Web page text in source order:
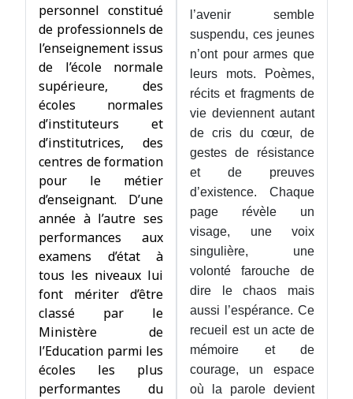
personnel constitué
de professionnels de
l’enseignement issus
de l’école normale
supérieure, des
écoles normales
d’instituteurs et
d’institutrices, des
centres de formation
pour le métier
d’enseignant. D’une
année à l’autre ses
performances aux
examens d’état à
tous les niveaux lui
font mériter d’être
classé par le
Ministère de
l’Education parmi les
écoles les plus
performantes du
l’avenir semble
suspendu, ces jeunes
n’ont pour armes que
leurs mots. Poèmes,
récits et fragments de
vie deviennent autant
de cris du cœur, de
gestes de résistance
et de preuves
d’existence. Chaque
page révèle un
visage, une voix
singulière, une
volonté farouche de
dire le chaos mais
aussi l’espérance. Ce
recueil est un acte de
mémoire et de
courage, un espace
où la parole devient